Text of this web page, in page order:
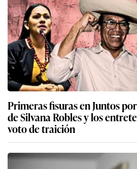
Primeras fisuras en Juntos
de Silvana Robles y los
voto de traición